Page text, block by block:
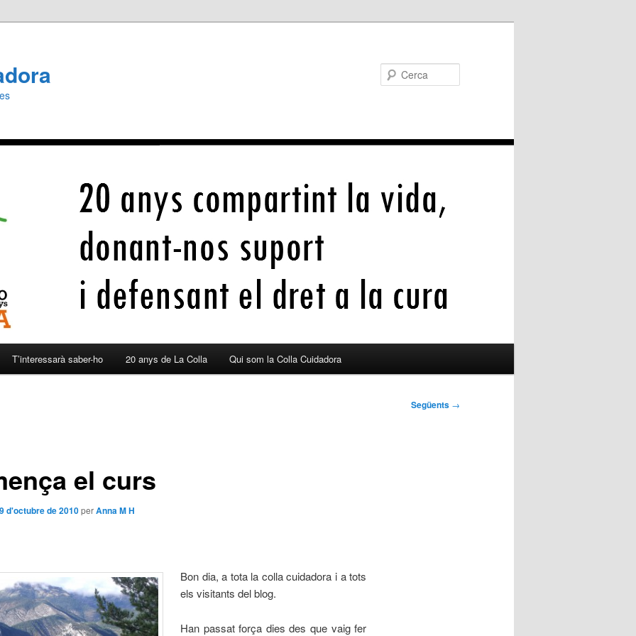
T’interessarà saber-ho 20 anys de La Colla Qui som la Colla Cuidadora
Següents →
el curs
d'octubre de 2010perAnna M H
Bon dia, a tota la colla cuidadora i a tots
els visitants del blog.
Han passat força dies des que vaig fer